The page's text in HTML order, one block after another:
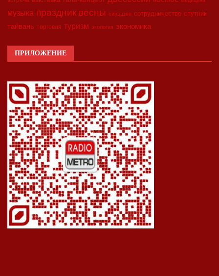
музыка праздник весны синьцзян сотрудничество спутник
тайвань торговля туризм экология экономика
ПРИЛОЖЕНИЕ